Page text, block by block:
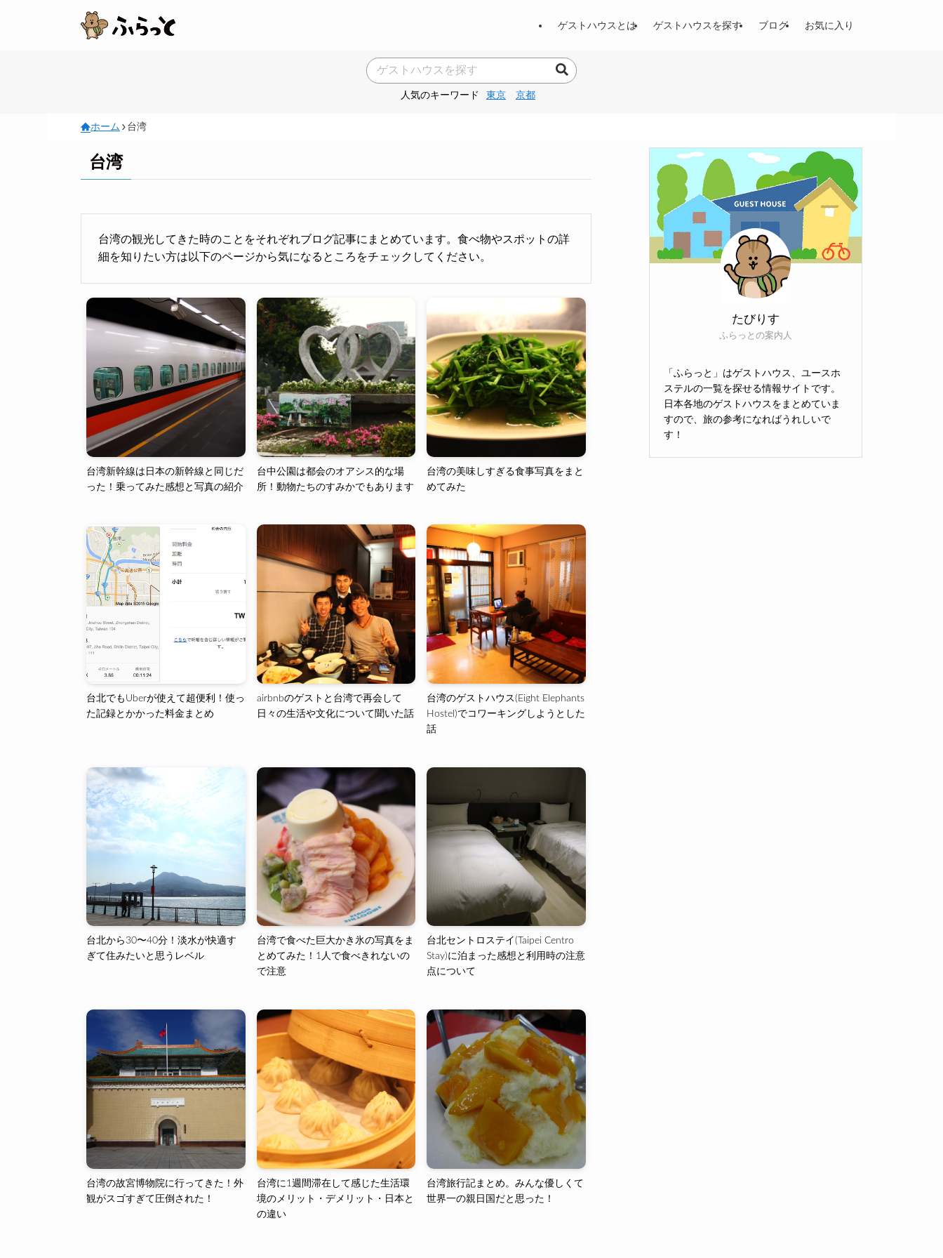
ゲストハウスとは ゲストハウスを探す ブログ お気に入り
人気のキーワード 東京 京都
ホーム 台湾
台湾
台湾の観光してきた時のことをそれぞれブログ記事にまとめています。食べ物やスポットの詳
細を知りたい方は以下のページから気になるところをチェックしてください。
台湾新幹線は日本の新幹線と同じだ
った！乗ってみた感想と写真の紹介
台中公園は都会のオアシス的な場
所！動物たちのすみかでもあります
台湾の美味しすぎる食事写真をまと
めてみた
台北でもUberが使えて超便利！使っ
た記録とかかった料金まとめ
airbnbのゲストと台湾で再会して
日々の生活や文化について聞いた話
台湾のゲストハウス(Eight Elephants
Hostel)でコワーキングしようとした
話
台北から30〜40分！淡水が快適す
ぎて住みたいと思うレベル
台湾で食べた巨大かき氷の写真をま
とめてみた！1人で食べきれないの
で注意
台北セントロステイ(Taipei Centro
Stay)に泊まった感想と利用時の注意
点について
台湾の故宮博物院に行ってきた！外
観がスゴすぎて圧倒された！
台湾に1週間滞在して感じた生活環
境のメリット・デメリット・日本と
の違い
台湾旅行記まとめ。みんな優しくて
世界一の親日国だと思った！
たびりす
ふらっとの案内人
「ふらっと」はゲストハウス、ユースホ
ステルの一覧を探せる情報サイトです。
日本各地のゲストハウスをまとめていま
すので、旅の参考になればうれしいで
す！